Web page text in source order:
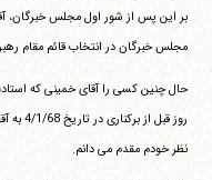
بر این پس از شور اول مجلس خبرگان،
مجلس خبرگان در انتخاب قائم مقام
حال چنین کسی را آقای خمینی که
روز
نظر خودم مقدم می دانم.